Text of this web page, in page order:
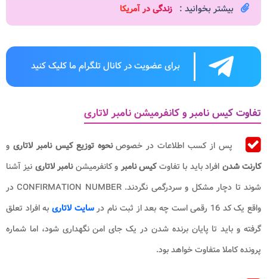
بیشتر بخوانید : زندگی در آمریکا
برای عضویت در کانال تلگرام ما کلیک کنید
تفاوت کیس نامبر و کانفرمیشن نامبر لاتاری
پس از کسب اطلاعات در خصوصنحوه توزیع کیس نامبر لاتاری و
کارنت شدن افراد باید با تفاوتکیس نامبرو کانفرمیشننامبر لاتاری نیز آشنا
شوند تا دچار مشکل و سردرگمی نگردند. CONFIRMATION NUMBER در
واقع یک کد 16 رقمی است چه بعد از ثبت نام در
سایت لاتاریبه افراد تعلق
گرفته و باید تا پایان برنده شدن در یک جای امن نگهداری شود، اما شماره
پرونده کاملا متفاوت خواهد بود.